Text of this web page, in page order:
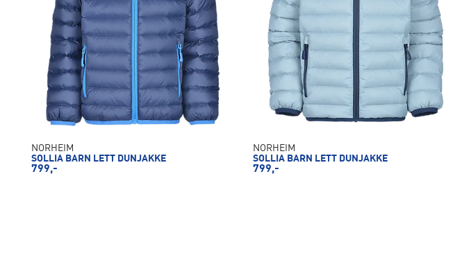
NORHEIM
SOLLIA BARN LETT DUNJAKKE
799,-
NORHEIM
SOLLIA BARN LETT DUNJAKKE
799,-